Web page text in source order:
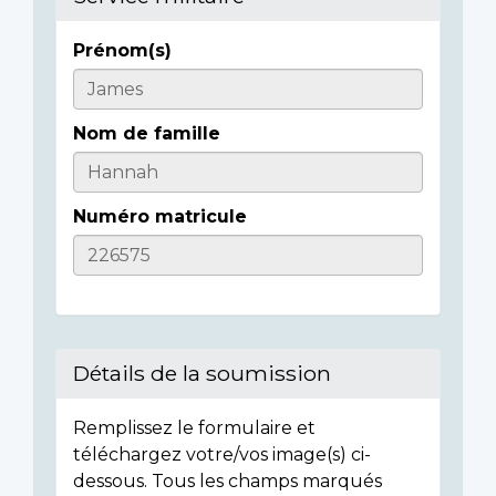
Informations
sur
l'individu
Prénom(s)
Nom de famille
Numéro matricule
Détails de la soumission
Remplissez le formulaire et
téléchargez votre/vos image(s) ci-
dessous. Tous les champs marqués